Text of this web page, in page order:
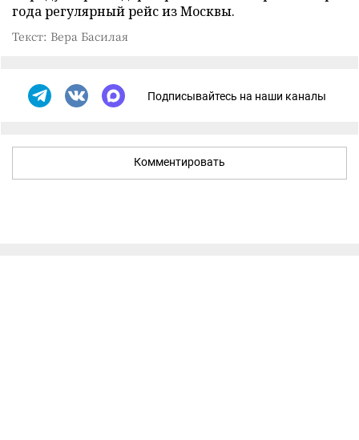
года регулярный рейс из Москвы.
Текст: Вера Басилая
Подписывайтесь на наши каналы
Комментировать